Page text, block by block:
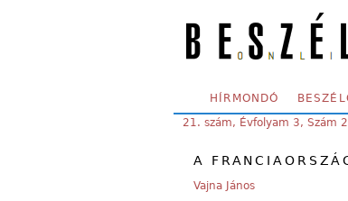
SECONDARY MENU
HÍRMONDÓ
YOU ARE HERE:
21. szám, Évfolyam 3, Szám
A
Vajna János